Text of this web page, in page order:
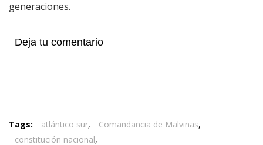
generaciones.
Deja tu comentario
Tags: atlántico sur, Comandancia de Malvinas,
constitución nacional,